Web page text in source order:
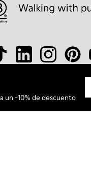
un -10% de descuento